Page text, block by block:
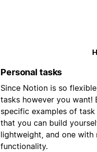
Personal tasks
Since Notion is so
tasks however you want!
specific examples of
that you can build
lightweight, and one with
functionality.